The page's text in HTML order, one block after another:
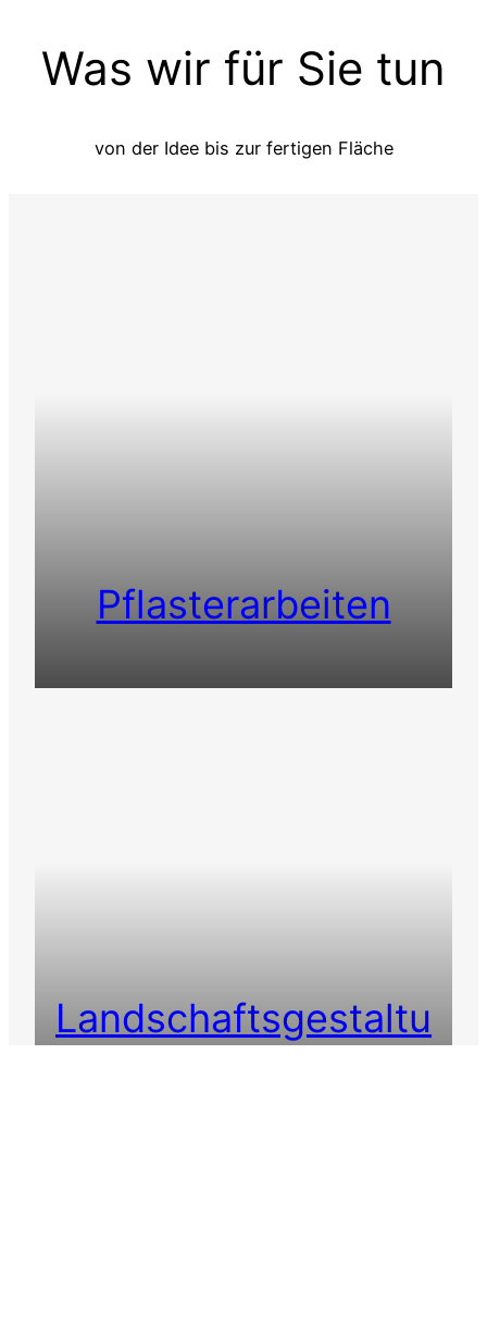
Was wir für Sie tun
von der Idee bis zur fertigen Fläche
Pflasterarbeiten
Landschaftsgestaltu